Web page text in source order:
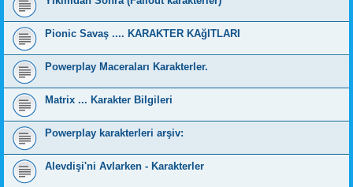
Pionic Savaş .... KARAKTER KAğITLARI
Powerplay Maceraları Karakterler.
Matrix ... Karakter Bilgileri
Powerplay karakterleri arşiv:
Alevdişi'ni Avlarken - Karakterler